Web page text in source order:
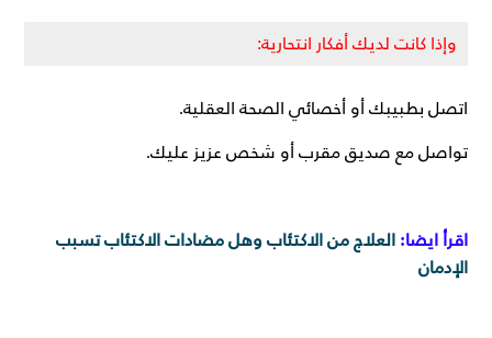
وإذا كانت لديك أفكار انتحارية:
اتصل بطبيبك أو أخصائي الصحة العقلية.
تواصل مع صديق مقرب أو شخص عزيز عليك.
اقرأ ايضا:العلاج من الاكتئاب وهل مضادات الاكتئاب تسبب
الإدمان